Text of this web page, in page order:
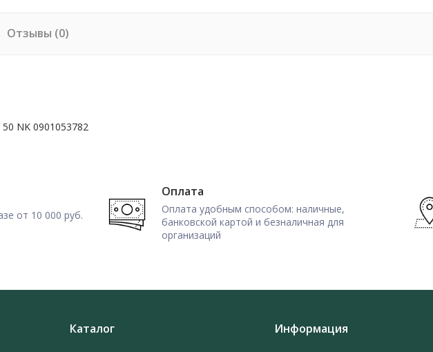
Отзывы (0)
NK 0901053782
от 10 000 руб.
Оплата
Оплата удобным способом: наличные,
банковской картой и безналичная для
организаций
Каталог Информация